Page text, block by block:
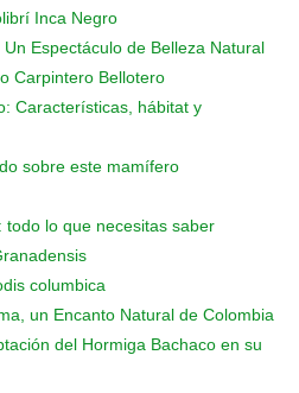
Inca Negro
Espectáculo de Belleza Natural
Carpintero Bellotero
Características, hábitat y
sobre este mamífero
todo lo que necesitas saber
columbica
un Encanto Natural de Colombia
del Hormiga Bachaco en su